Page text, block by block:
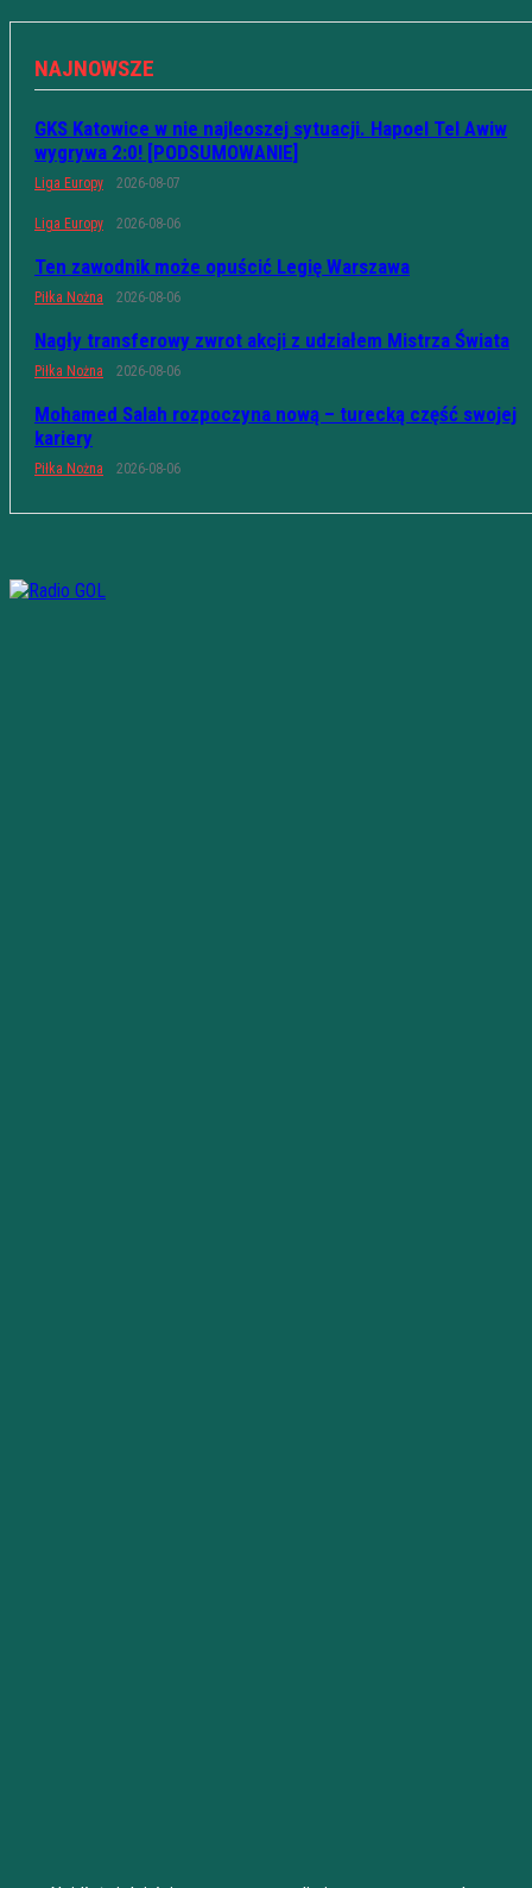
NAJNOWSZE
GKS Katowice w nie najleoszej sytuacji. Hapoel Tel Awiw
wygrywa 2:0! [PODSUMOWANIE]
Liga Europy 2026-08-07
Liga Europy 2026-08-06
Ten zawodnik może opuścić Legię Warszawa
Piłka Nożna 2026-08-06
Nagły transferowy zwrot akcji z udziałem Mistrza Świata
Piłka Nożna 2026-08-06
Mohamed Salah rozpoczyna nową – turecką część swojej
kariery
Piłka Nożna 2026-08-06